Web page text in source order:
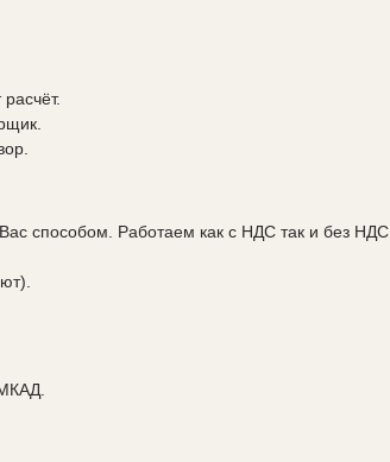
способом. Работаем как с НДС так и без НДС.